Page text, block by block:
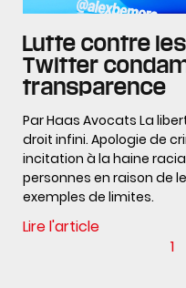
Lutte contre
Twitter
transparence
Par Haas Avocats La
droit infini. Apologie de
incitation à la haine
personnes en raison de
exemples de limites.
Lire l'article
1